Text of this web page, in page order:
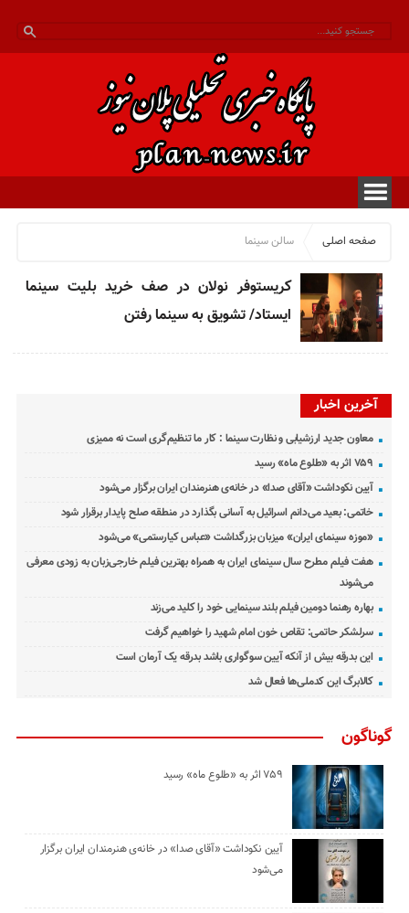
صفحه اصلی سالن سینما
کریستوفر نولان در صف خرید بلیت سینما
ایستاد/ تشویق به سینما رفتن
آخرین اخبار
معاون جدید ارزشیابی و نظارت سینما : کار ما تنظیم‌گری است نه ممیزی
۷۵۹ اثر به «طلوع ماه» رسید
آیین نکوداشت «آقای صدا» در خانه‌ی هنرمندان ایران برگزار می‌شود
خاتمی: بعید می‌دانم اسرائیل به آسانی بگذارد در منطقه صلح پایدار برقرار شود
«موزه سینمای ایران» میزبان بزرگداشت «عباس کیارستمی» می‌شود
هفت فیلم مطرح سال سینمای ایران به همراه بهترین فیلم خارجی‌زبان به زودی معرفی
می‌شوند
بهاره رهنما دومین فیلم بلند سینمایی خود را کلید می‌زند
سرلشکر حاتمی: تقاص خون امام شهید را خواهیم گرفت
این بدرقه بیش از آنکه آیین سوگواری باشد بدرقه یک آرمان است
کالابرگ این کدملی‌ها فعال شد
گوناگون
۷۵۹ اثر به «طلوع ماه» رسید
آیین نکوداشت «آقای صدا» در خانه‌ی هنرمندان ایران برگزار
می‌شود